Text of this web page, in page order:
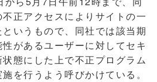
正アクセスによりサイトの一
いうもので、同社では該当期
があるユーザーに対してセキ
態にした上で不正プログラム
を行うよう呼びかけている。